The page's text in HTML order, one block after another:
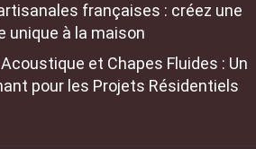
françaises : créez une
unique à la maison
et Chapes Fluides : Un
pour les Projets Résidentiels